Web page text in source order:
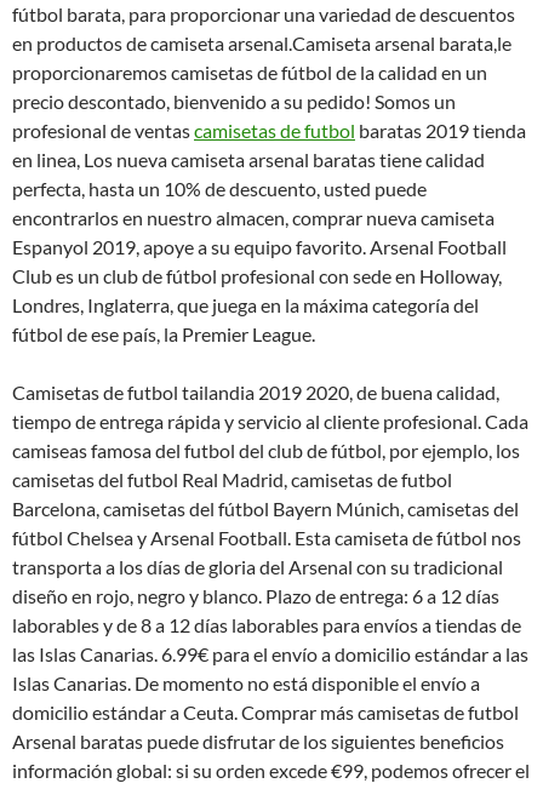
fútbol barata, para proporcionar una variedad de descuentos
en productos de camiseta arsenal.Camiseta arsenal barata,le
proporcionaremos camisetas de fútbol de la calidad en un
precio descontado, bienvenido a su pedido! Somos un
profesional de ventascamisetas de futbol baratas 2019 tienda
en linea, Los nueva camiseta arsenal baratas tiene calidad
perfecta, hasta un 10% de descuento, usted puede
encontrarlos en nuestro almacen, comprar nueva camiseta
Espanyol 2019, apoye a su equipo favorito. Arsenal Football
Club es un club de fútbol profesional con sede en Holloway,
Londres, Inglaterra, que juega en la máxima categoría del
fútbol de ese país, la Premier League.
Camisetas de futbol tailandia 2019 2020, de buena calidad,
tiempo de entrega rápida y servicio al cliente profesional. Cada
camiseas famosa del futbol del club de fútbol, por ejemplo, los
camisetas del futbol Real Madrid, camisetas de futbol
Barcelona, camisetas del fútbol Bayern Múnich, camisetas del
fútbol Chelsea y Arsenal Football. Esta camiseta de fútbol nos
transporta a los días de gloria del Arsenal con su tradicional
diseño en rojo, negro y blanco. Plazo de entrega: 6 a 12 días
laborables y de 8 a 12 días laborables para envíos a tiendas de
las Islas Canarias. 6.99€ para el envío a domicilio estándar a las
Islas Canarias. De momento no está disponible el envío a
domicilio estándar a Ceuta. Comprar más camisetas de futbol
Arsenal baratas puede disfrutar de los siguientes beneficios
información global: si su orden excede €99, podemos ofrecer el